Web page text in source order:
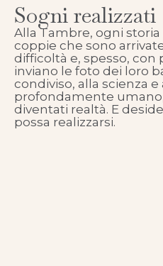
Sogni realizzati
Alla Tambre, ogni storia
coppie che sono
difficoltà e, spesso, con
inviano le foto dei loro
condiviso, alla scienza
profondamente
diventati realtà. E
possa realizzarsi.